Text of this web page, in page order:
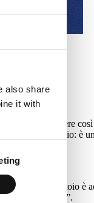
also share
it with
merita di perdere
questo è peggio: è
nello spogliatoio è
la svolta, ora”.